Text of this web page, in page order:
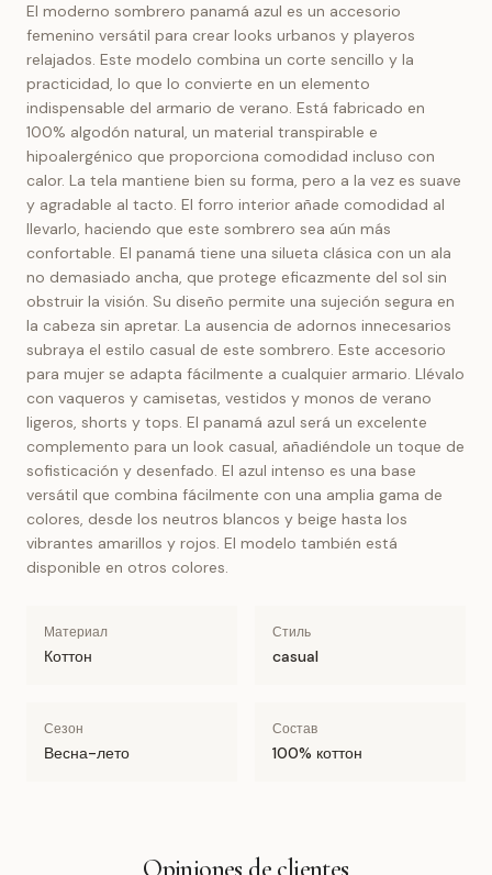
El moderno sombrero panamá azul es un accesorio
femenino versátil para crear looks urbanos y playeros
relajados. Este modelo combina un corte sencillo y la
practicidad, lo que lo convierte en un elemento
indispensable del armario de verano. Está fabricado en
100% algodón natural, un material transpirable e
hipoalergénico que proporciona comodidad incluso con
calor. La tela mantiene bien su forma, pero a la vez es suave
y agradable al tacto. El forro interior añade comodidad al
llevarlo, haciendo que este sombrero sea aún más
confortable. El panamá tiene una silueta clásica con un ala
no demasiado ancha, que protege eficazmente del sol sin
obstruir la visión. Su diseño permite una sujeción segura en
la cabeza sin apretar. La ausencia de adornos innecesarios
subraya el estilo casual de este sombrero. Este accesorio
para mujer se adapta fácilmente a cualquier armario. Llévalo
con vaqueros y camisetas, vestidos y monos de verano
ligeros, shorts y tops. El panamá azul será un excelente
complemento para un look casual, añadiéndole un toque de
sofisticación y desenfado. El azul intenso es una base
versátil que combina fácilmente con una amplia gama de
colores, desde los neutros blancos y beige hasta los
vibrantes amarillos y rojos. El modelo también está
disponible en otros colores.
Материал
Коттон
Стиль
casual
Сезон
Весна-лето
Состав
100% коттон